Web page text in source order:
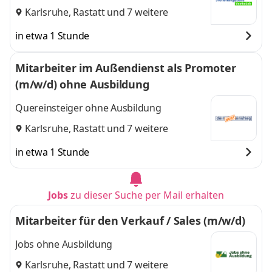
Karlsruhe, Rastattund 7 weitere
in etwa 1 Stunde
Mitarbeiter im Außendienst als Promoter
(m/w/d) ohne Ausbildung
Quereinsteiger ohne Ausbildung
Karlsruhe, Rastattund 7 weitere
in etwa 1 Stunde
Jobszu dieser Suche per Mail erhalten
Mitarbeiter für den Verkauf / Sales (m/w/d)
Jobs ohne Ausbildung
Karlsruhe, Rastattund 7 weitere